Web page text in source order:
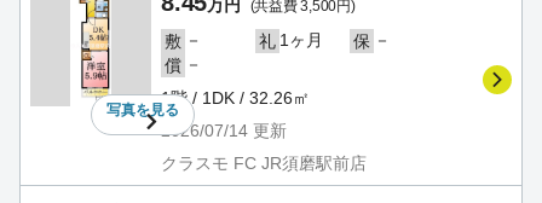
写真を見る
万円 (共益費 3,500円)
敷 － 礼 1ヶ月 保 －
償 －
1階 / 1DK / 32.26㎡
2026/07/14 更新
クラスモ FC JR須磨駅前店